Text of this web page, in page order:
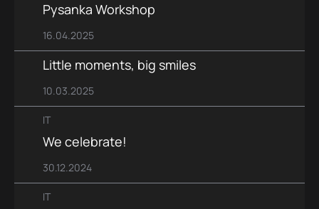
Pysanka Workshop
16.04.2025
Little moments, big smiles
10.03.2025
IT
We celebrate!
30.12.2024
IT